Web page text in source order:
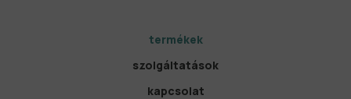
termékek
szolgáltatások
kapcsolat